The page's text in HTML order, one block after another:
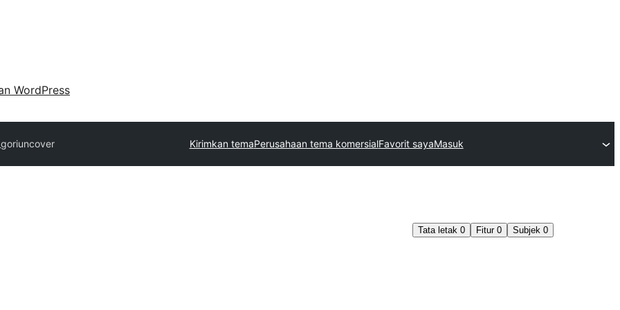
WordPress
uncover Kirimkan temaPerusahaan tema komersialFavorit sayaMasuk
Tata letak 0 Fitur 0 Subjek 0